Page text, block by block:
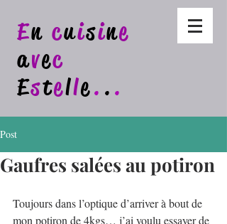
En cuisine
avec
Estelle. ..
Post
Gaufres salées au potiron
Toujours dans l’optique d’arriver à bout de
mon potiron de 4kgs… j’ai voulu essayer de